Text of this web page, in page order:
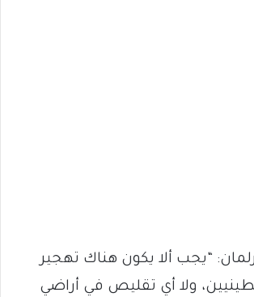
“يجب ألا يكون هناك تهجير
ولا أي تقليص في أراضي